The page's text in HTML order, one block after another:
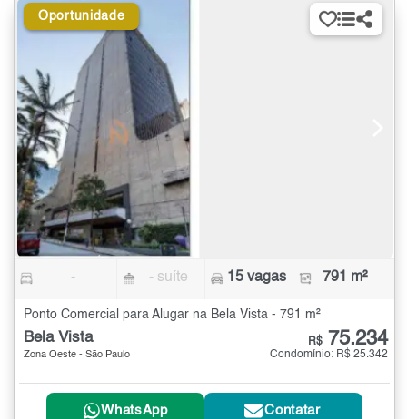
Oportunidade
- - suíte 15 vagas 791 m²
Ponto Comercial para Alugar na Bela Vista - 791 m²
Bela Vista
Zona Oeste - São Paulo
R$ 75.234
Condomínio: R$ 25.342
WhatsApp Contatar